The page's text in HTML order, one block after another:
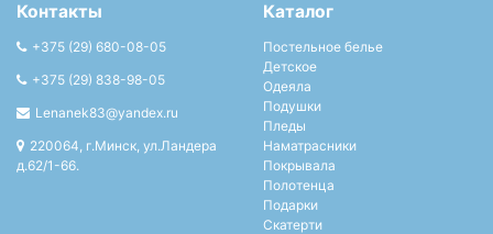
Контакты
+375 (29) 680-08-05
+375 (29) 838-98-05
Lenanek83@yandex.ru
220064, г.Минск, ул.Ландера
д.62/1-66.
Каталог
Постельное белье
Детское
Одеяла
Подушки
Пледы
Наматрасники
Покрывала
Полотенца
Подарки
Скатерти